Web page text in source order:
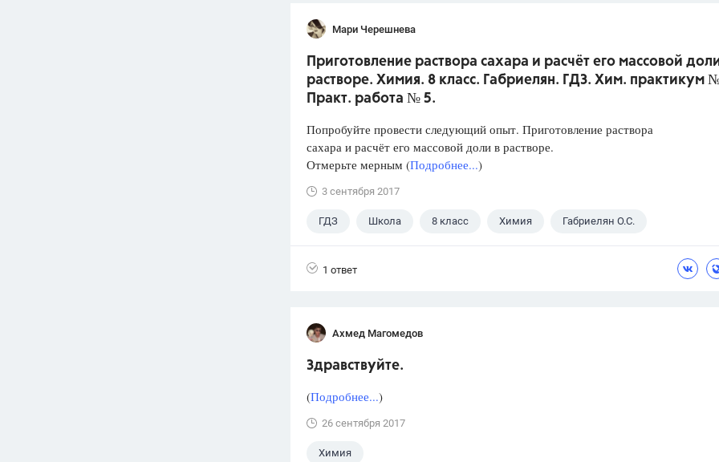
Мари Черешнева
Приготовление раствора сахара и расчёт его массовой
растворе. Химия. 8 класс. Габриелян. ГДЗ. Хим. практикум
Практ. работа № 5.
Попробуйте провести следующий опыт. Приготовление раствора
сахара и расчёт его массовой доли в растворе.
Отмерьте мерным (Подробнее...)
3 сентября 2017
ГДЗ Школа 8 класс Химия Габриелян О.С.
1 ответ
Ахмед Магомедов
Здравствуйте.
(Подробнее...)
26 сентября 2017
Химия